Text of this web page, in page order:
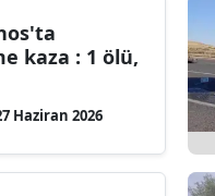
Diyarbakır
Edirne
kaza : 1 ölü,
Haziran 2026